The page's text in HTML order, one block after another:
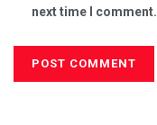
next time I comment.